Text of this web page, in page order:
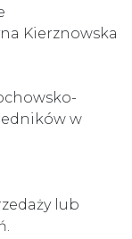
Kierznowska
w
lub